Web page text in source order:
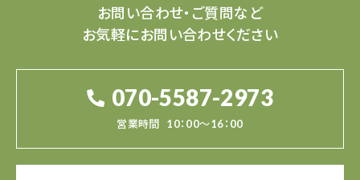
お問い合わせ・ご質問など
お気軽にお問い合わせください
070-5587-2973
営業時間 10：00～16：00